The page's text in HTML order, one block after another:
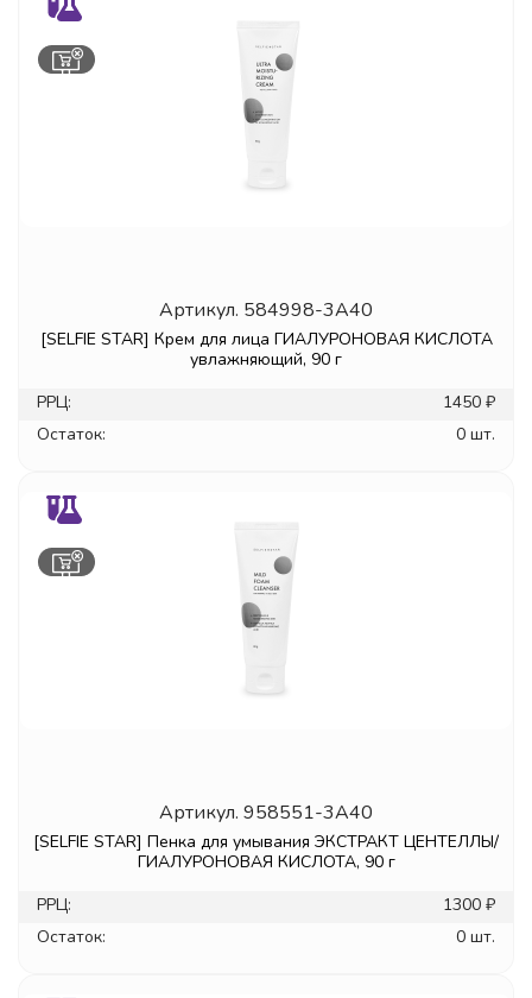
Артикул. 584998-3A40
[SELFIE STAR] Крем для лица ГИАЛУРОНОВАЯ КИСЛОТА
увлажняющий, 90 г
РРЦ:
1450 ₽
Остаток:
0 шт.
Артикул. 958551-3A40
[SELFIE STAR] Пенка для умывания ЭКСТРАКТ ЦЕНТЕЛЛЫ/
ГИАЛУРОНОВАЯ КИСЛОТА, 90 г
РРЦ:
1300 ₽
Остаток:
0 шт.